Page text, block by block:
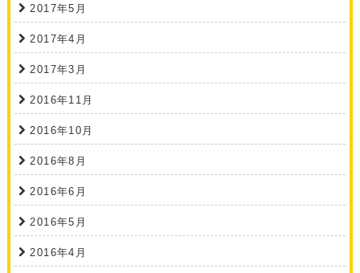
2017年5月
2017年4月
2017年3月
2016年11月
2016年10月
2016年8月
2016年6月
2016年5月
2016年4月